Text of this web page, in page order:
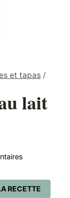
et tapas /
lait
RECETTE